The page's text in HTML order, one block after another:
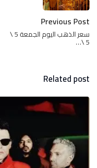
Previous Post
سعر الذهب اليوم الجمعة 5 \
5 \…
Related post